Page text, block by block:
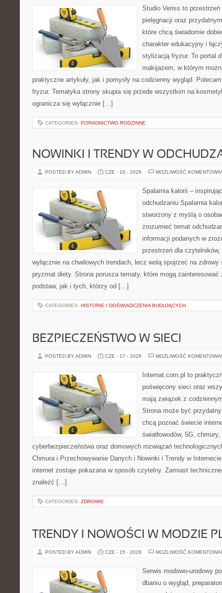
Studio Veriss to
pielęgnacji oraz
które chcą świadomie
charakter edukacyjny i
stylizacją fryzur. To portal
makijażem, w którym
praktyczne artykuły, jak i pomysły na codzienny wygląd.
fryzur. Tematyka strony skupia się przede wszystkim na
ogranicza się wyłącznie […]
CATEGORIES: PORADNICTWO RODZINNE
NOWINKI I TRENDY W
POSTED BY ADMIN CZE - 18 - 2026 MOŻLIWOŚĆ
Spalarnia kalorii –
odchudzaniu Spalarnia
stworzony z myślą o
zrozumieć temat
informacji podanych w
przestrzeń dla
wyłącznie na chwilowych trendach, lecz wolą spojrzeć na
pryzmat diety. Strona porusza tematy, które mogą
podstaw, jak i tych, którzy od […]
CATEGORIES: HISTORIE I DOŚWIADCZENIA BUDUJĄCYCH
BEZPIECZEŃSTWO W SIECI
POSTED BY ADMIN CZE - 17 - 2026 MOŻLIWOŚĆ
Internat.com.pl to
poświęcony sieci oraz
mają związek z
Strona może być
chcą poznać świecie
światłowodów, 5G,
cyberbezpieczeństwa oraz domowych rozwiązań
Chmura i Przechowywanie Danych i Nowinki i Trendy w
internet zostaje pokazana w sposób czytelny. Zamiast
znaleźć […]
CATEGORIES: ZDROWIE
TRENDY I NOWOŚCI W MODZIE
POSTED BY ADMIN CZE - 15 - 2026 MOŻLIWOŚĆ
Serwis modowo-urodowy
dbaniu o wygląd,